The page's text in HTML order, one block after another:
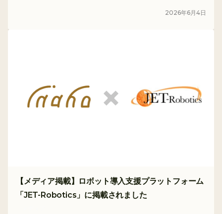
2026年6 月4日
【メディア掲載】ロボット導入支援プラットフォーム
「JET-Robotics」に掲載されました